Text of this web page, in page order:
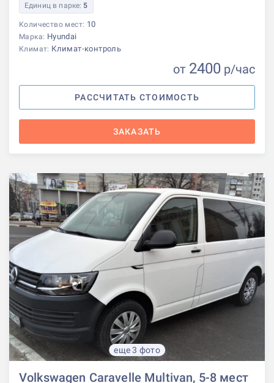
Единиц в парке: 5
Количество мест: 10
Марка: Hyundai
Климат: Климат-контроль
от 2400 р/час
РАССЧИТАТЬ СТОИМОСТЬ
ЗАКАЗАТЬ
еще 3 фото
Volkswagen Caravelle Multivan, 5-8 мест